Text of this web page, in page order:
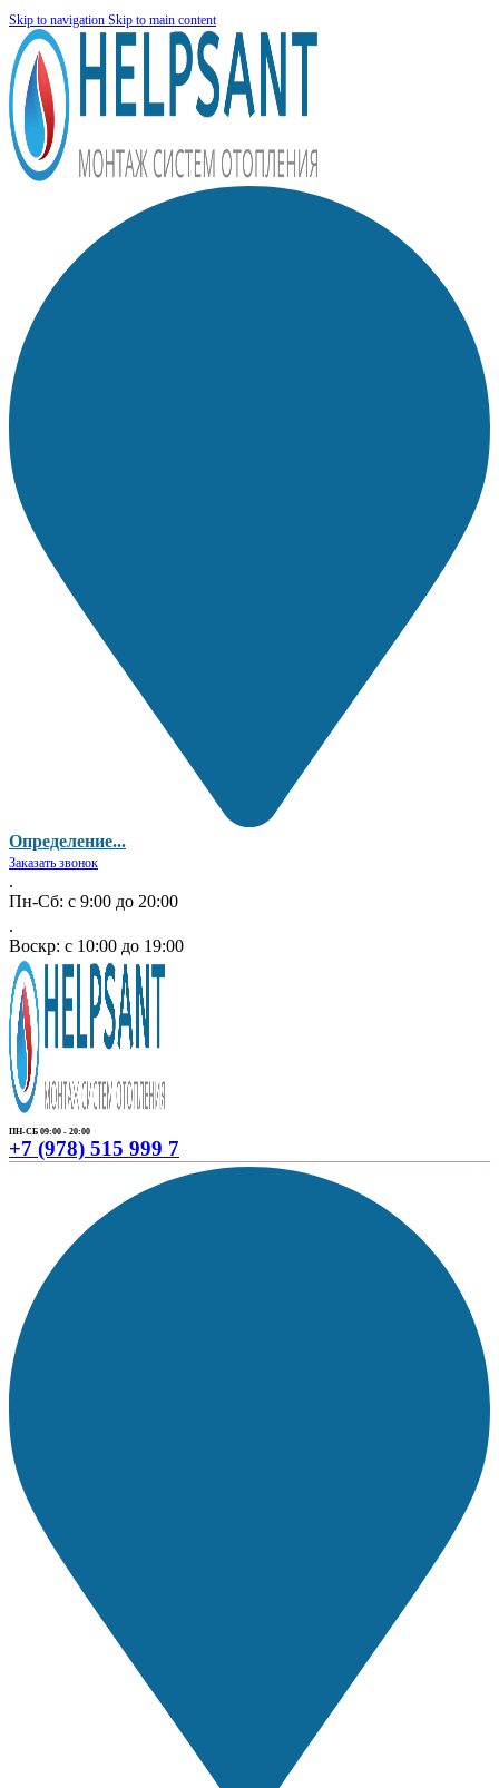
Skip to navigation Skip to main content
Определение...
Заказать звонок
.
Пн-Сб: с 9:00 до 20:00
.
Воскр: с 10:00 до 19:00
ПН-СБ 09:00 - 20:00
+7 (978) 515 999 7